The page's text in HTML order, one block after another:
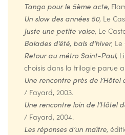
Tango pour le 5ème acte,
Un slow des années 50, Le
Juste une petite valse, Le
Balades d’été, bals d’hiver, Le
Retour au métro Saint-Paul,
choisis dans la trilogie parue
Une rencontre près de l’Hôtel
/ Fayard, 2003.
Une rencontre loin de l’Hôtel
/ Fayard, 2004.
Les réponses d’un maître,